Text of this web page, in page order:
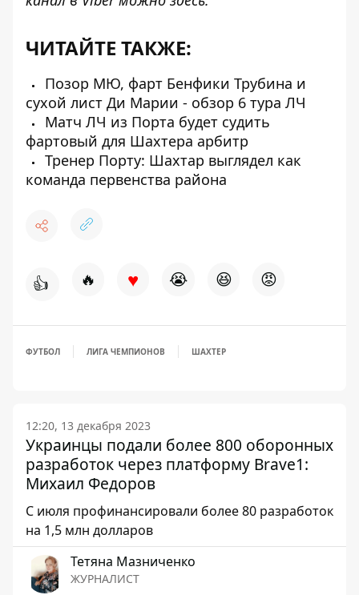
ЧИТАЙТЕ ТАКЖЕ:
Позор МЮ, фарт Бенфики Трубина и
сухой лист Ди Марии - обзор 6 тура ЛЧ
Матч ЛЧ из Порта будет судить
фартовый для Шахтера арбитр
Тренер Порту: Шахтар выглядел как
команда первенства района
👍 🔥 ♥ 😭 😆 😡
ФУТБОЛ ЛИГА ЧЕМПИОНОВ ШАХТЕР
12:20, 13 декабря 2023
Украинцы подали более 800 оборонных
разработок через платформу Brave1:
Михаил Федоров
С июля профинансировали более 80 разработок
на 1,5 млн долларов
Тетяна Мазниченко
ЖУРНАЛИСТ